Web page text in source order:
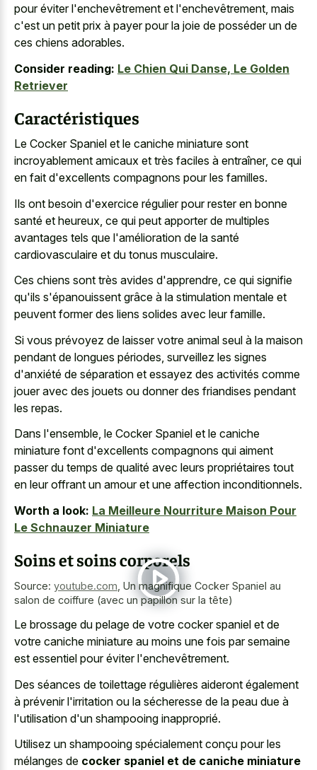
pour éviter l'enchevêtrement et l'enchevêtrement, mais
c'est un petit prix à payer pour la joie de posséder un de
ces chiens adorables.
Consider reading: Le Chien Qui Danse, Le Golden
Retriever
Caractéristiques
Le Cocker Spaniel et le caniche miniature sont
incroyablement amicaux et très faciles à entraîner, ce qui
en fait d'excellents compagnons pour les familles.
Ils ont besoin d'exercice régulier pour rester en bonne
santé et heureux, ce qui peut apporter de multiples
avantages tels que l'amélioration de la santé
cardiovasculaire et du tonus musculaire.
Ces chiens sont très avides d'apprendre, ce qui signifie
qu'ils s'épanouissent grâce à la stimulation mentale et
peuvent former des liens solides avec leur famille.
Si vous prévoyez de laisser votre animal seul à la maison
pendant de longues périodes, surveillez les signes
d'anxiété de séparation et essayez des activités comme
jouer avec des jouets ou donner des friandises pendant
les repas.
Dans l'ensemble, le Cocker Spaniel et le caniche
miniature font d'excellents compagnons qui aiment
passer du temps de qualité avec leurs propriétaires tout
en leur offrant un amour et une affection inconditionnels.
Worth a look: La Meilleure Nourriture Maison Pour
Le Schnauzer Miniature
Soins et soins corporels
Source: youtube.com Un magnifique Cocker Spaniel au
salon de coiffure (avec un papillon sur la tête)
Le brossage du pelage de votre cocker spaniel et de
votre caniche miniature au moins une fois par semaine
est essentiel pour éviter l'enchevêtrement.
Des séances de toilettage régulières aideront également
à prévenir l'irritation ou la sécheresse de la peau due à
l'utilisation d'un shampooing inapproprié.
Utilisez un shampooing spécialement conçu pour les
mélanges de cocker spaniel et de caniche miniature